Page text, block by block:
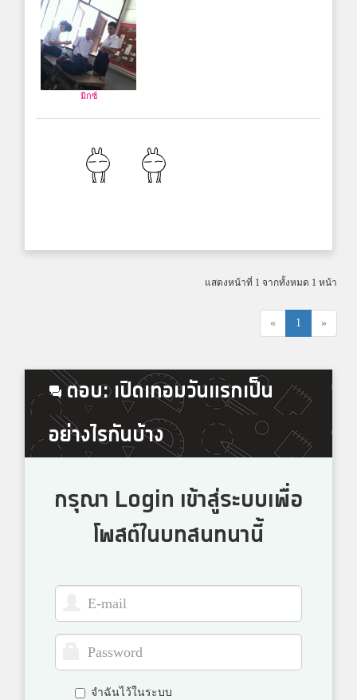
มิกซ์
แสดงหน้าที่ 1 จากทั้งหมด 1 หน้า
« 1 »
ตอบ: เปิดเทอมวันแรกเป็น
อย่างไรกันบ้าง
กรุณา Login เข้าสู่ระบบเพื่อ
โพสต์ในบทสนทนานี้
จำฉันไว้ในระบบ